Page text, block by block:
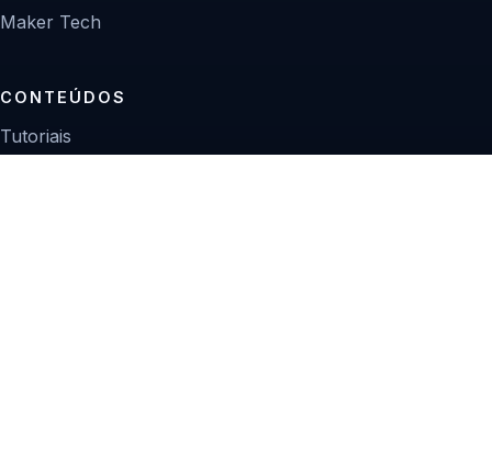
Maker Tech
CONTEÚDOS
Tutoriais